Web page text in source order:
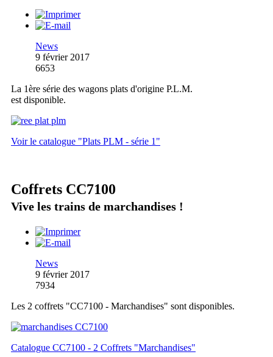
News
9 février 2017
6653
La 1ère série des wagons plats d'origine P.L.M.
est disponible.
Voir le catalogue "Plats PLM - série 1"
Coffrets CC7100
Vive les trains de marchandises !
News
9 février 2017
7934
Les 2 coffrets "CC7100 - Marchandises" sont disponibles.
Catalogue CC7100 - 2 Coffrets "Marchandises"